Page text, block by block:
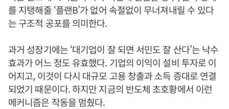
를 지탱해줄 ‘플랜B’가 없어 속절없이 무너져내릴 수 있다
는 구조적 공포를 의미한다.
과거 성장기에는 ‘대기업이 잘 되면 서민도 잘 산다’는 낙수
효과가 어느 정도 유효했다. 기업의 이익이 설비 투자로 이
어지고, 이것이 다시 대규모 고용 창출과 소득 증대로 연결
되었기 때문이다. 하지만 지금의 반도체 초호황에서 이런
메커니즘은 작동을 멈췄다.